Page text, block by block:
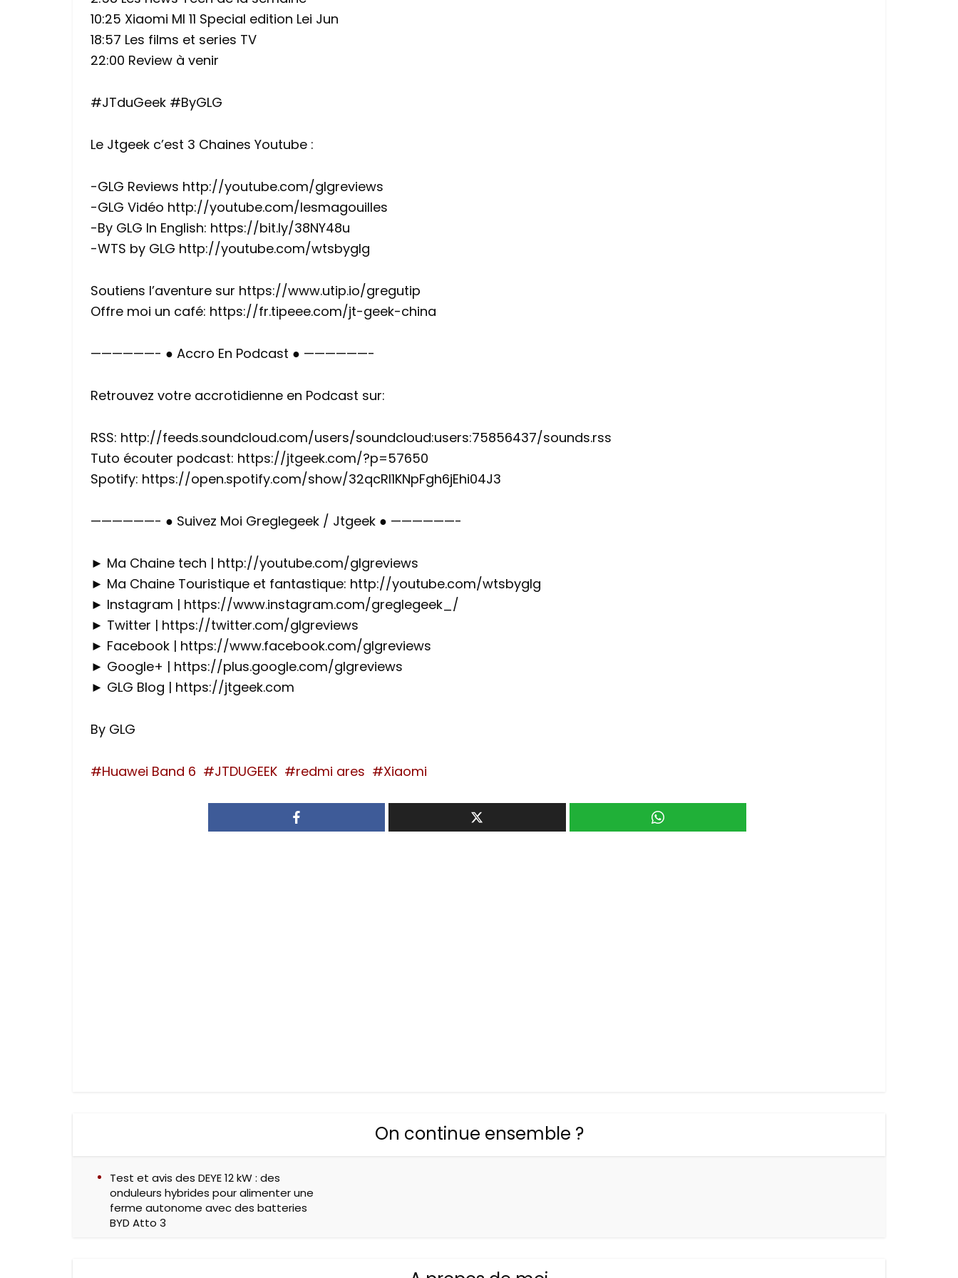
10:25 Xiaomi MI 11 Special edition Lei Jun
18:57 Les films et series TV
22:00 Review à venir
#JTduGeek #ByGLG
Le Jtgeek c’est 3 Chaines Youtube :
-GLG Reviews http://youtube.com/glgreviews
-GLG Vidéo http://youtube.com/lesmagouilles
-By GLG In English: https://bit.ly/38NY48u
-WTS by GLG http://youtube.com/wtsbyglg
Soutiens l’aventure sur https://www.utip.io/gregutip
Offre moi un café: https://fr.tipeee.com/jt-geek-china
——————- ● Accro En Podcast ● ——————-
Retrouvez votre accrotidienne en Podcast sur:
RSS: http://feeds.soundcloud.com/users/soundcloud:users:75856437/sounds.rss
Tuto écouter podcast: https://jtgeek.com/?p=57650
Spotify: https://open.spotify.com/show/32qcRl1KNpFgh6jEhi04J3
——————- ● Suivez Moi Greglegeek / Jtgeek ● ——————-
► Ma Chaine tech | http://youtube.com/glgreviews
► Ma Chaine Touristique et fantastique: http://youtube.com/wtsbyglg
► Instagram | https://www.instagram.com/greglegeek_/
► Twitter | https://twitter.com/glgreviews
► Facebook | https://www.facebook.com/glgreviews
► Google+ | https://plus.google.com/glgreviews
► GLG Blog | https://jtgeek.com
By GLG
Huawei Band 6 JTDUGEEK redmi ares Xiaomi
On continue ensemble ?
Test et avis des DEYE 12 kW : des
onduleurs hybrides pour alimenter une
ferme autonome avec des batteries
BYD Atto 3